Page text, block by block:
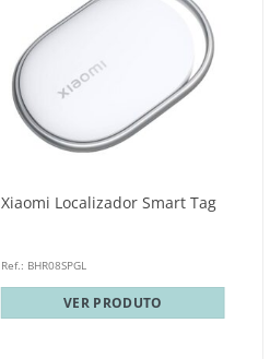
Xiaomi Localizador Smart Tag
Ref.: BHR08SPGL
VER PRODUTO